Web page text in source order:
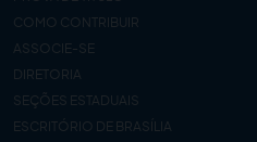
COMO CONTRIBUIR
ASSOCIE-SE
DIRETORIA
SEÇÕES ESTADUAIS
ESCRITÓRIO DE BRASÍLIA